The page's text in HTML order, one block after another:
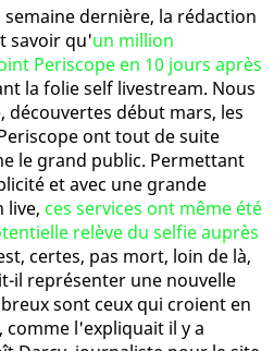
semaine dernière, la rédaction
savoir qu'un million
Periscope en 10 jours après
la folie self livestream. Nous
découvertes début mars, les
ont tout de suite
le grand public. Permettant
et avec une grande
live, ces services ont même été
relève du selfie auprès
certes, pas mort, loin de là,
il représenter une nouvelle
sont ceux qui croient en
comme l'expliquait il y a